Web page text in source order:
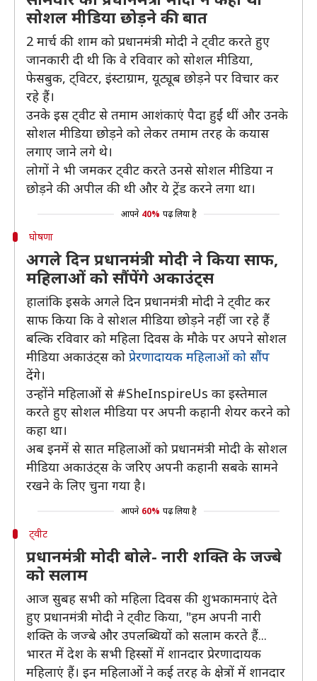
सोशल मीडिया छोड़ने की बात
2 मार्च की शाम को प्रधानमंत्री मोदी ने ट्वीट करते हुए
जानकारी दी थी कि वे रविवार को सोशल मीडिया,
फेसबुक, ट्विटर, इंस्टाग्राम, यूट्यूब छोड़ने पर विचार कर
रहे हैं।
उनके इस ट्वीट से तमाम आशंकाएं पैदा हुईं थीं और उनके
सोशल मीडिया छोड़ने को लेकर तमाम तरह के कयास
लगाए जाने लगे थे।
लोगों ने भी जमकर ट्वीट करते उनसे सोशल मीडिया न
छोड़ने की अपील की थी और ये ट्रेंड करने लगा था।
आपने 40% पढ़ लिया है
घोषणा
अगले दिन प्रधानमंत्री मोदी ने किया साफ,
महिलाओं को सौंपेंगे अकाउंट्स
हालांकि इसके अगले दिन प्रधानमंत्री मोदी ने ट्वीट कर
साफ किया कि वे सोशल मीडिया छोड़ने नहीं जा रहे हैं
बल्कि रविवार को महिला दिवस के मौके पर अपने सोशल
मीडिया अकाउंट्स को प्रेरणादायक महिलाओं को सौंप
देंगे।
उन्होंने महिलाओं से #SheInspireUs का इस्तेमाल
करते हुए सोशल मीडिया पर अपनी कहानी शेयर करने को
कहा था।
अब इनमें से सात महिलाओं को प्रधानमंत्री मोदी के सोशल
मीडिया अकाउंट्स के जरिए अपनी कहानी सबके सामने
रखने के लिए चुना गया है।
आपने 60% पढ़ लिया है
ट्वीट
प्रधानमंत्री मोदी बोले- नारी शक्ति के जज्बे
को सलाम
आज सुबह सभी को महिला दिवस की शुभकामनाएं देते
हुए प्रधानमंत्री मोदी ने ट्वीट किया, "हम अपनी नारी
शक्ति के जज्बे और उपलब्धियों को सलाम करते हैं...
भारत में देश के सभी हिस्सों में शानदार प्रेरणादायक
महिलाएं हैं। इन महिलाओं ने कई तरह के क्षेत्रों में शानदार